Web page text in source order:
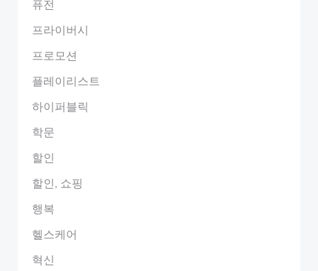
퓨전
프라이버시
프로모션
플레이리스트
하이퍼블릭
학문
할인
할인, 쇼핑
행복
헬스케어
혁신